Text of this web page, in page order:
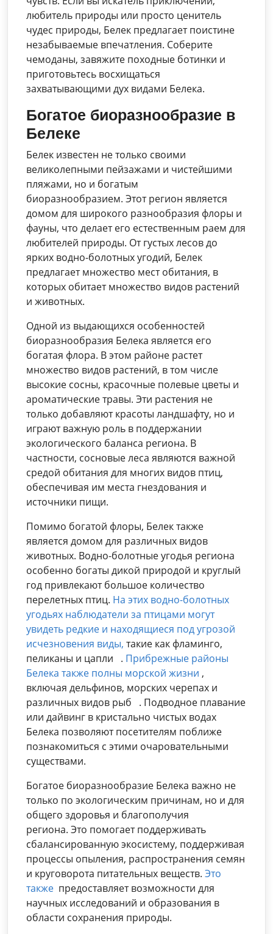
любитель природы или просто ценитель
чудес природы, Белек предлагает поистине
незабываемые впечатления. Соберите
чемоданы, завяжите походные ботинки и
приготовьтесь восхищаться
захватывающими дух видами Белека.
Богатое биоразнообразие в
Белеке
Белек известен не только своими
великолепными пейзажами и чистейшими
пляжами, но и богатым
биоразнообразием. Этот регион является
домом для широкого разнообразия флоры и
фауны, что делает его естественным раем для
любителей природы. От густых лесов до
ярких водно-болотных угодий, Белек
предлагает множество мест обитания, в
которых обитает множество видов растений
и животных.
Одной из выдающихся особенностей
биоразнообразия Белека является его
богатая флора. В этом районе растет
множество видов растений, в том числе
высокие сосны, красочные полевые цветы и
ароматические травы. Эти растения не
только добавляют красоты ландшафту, но и
играют важную роль в поддержании
экологического баланса региона. В
частности, сосновые леса являются важной
средой обитания для многих видов птиц,
обеспечивая им места гнездования и
источники пищи.
Помимо богатой флоры, Белек также
является домом для различных видов
животных. Водно-болотные угодья региона
особенно богаты дикой природой и круглый
год привлекают большое количество
перелетных птиц. На этих водно-болотных
угодьях наблюдатели за птицами могут
увидеть редкие и находящиеся под угрозой
исчезновения виды, такие как фламинго,
пеликаны и цапли . Прибрежные районы
Белека также полны морской жизни ,
включая дельфинов, морских черепах и
различных видов рыб . Подводное плавание
или дайвинг в кристально чистых водах
Белека позволяют посетителям поближе
познакомиться с этими очаровательными
существами.
Богатое биоразнообразие Белека важно не
только по экологическим причинам, но и для
общего здоровья и благополучия
региона. Это помогает поддерживать
сбалансированную экосистему, поддерживая
процессы опыления, распространения семян
и круговорота питательных веществ. Это
также предоставляет возможности для
научных исследований и образования в
области сохранения природы.